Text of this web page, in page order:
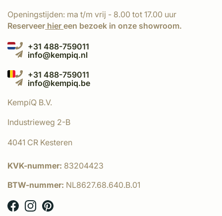
Openingstijden: ma t/m vrij - 8.00 tot 17.00 uur
Reserveer hier een bezoek in onze showroom.
+31 488-759011
info@kempiq.nl
+31 488-759011
info@kempiq.be
KempíQ B.V.
Industrieweg 2-B
4041 CR Kesteren
KVK-nummer: 83204423
BTW-nummer: NL8627.68.640.B.01